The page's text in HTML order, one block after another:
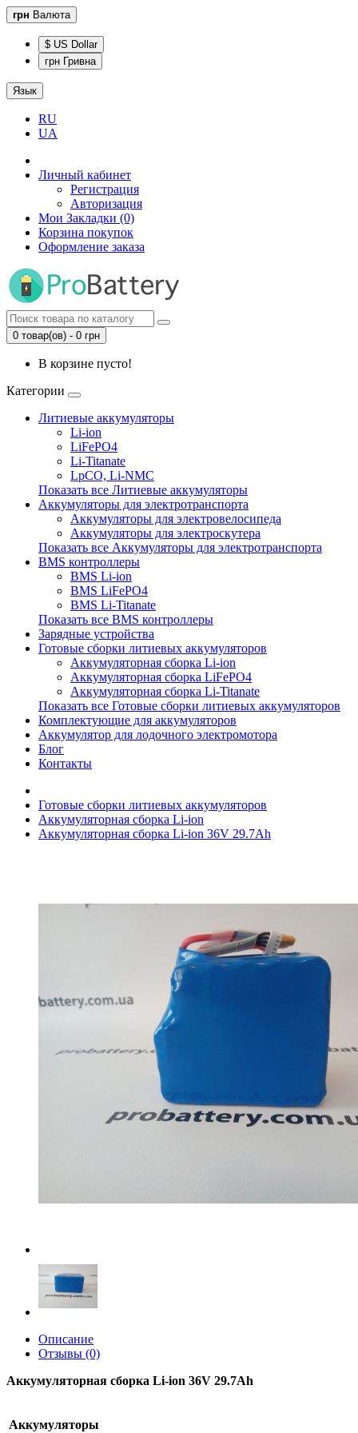
грн Валюта
$ US Dollar
грн Гривна
Язык
RU
UA
Личный кабинет
Регистрация
Авторизация
Мои Закладки (0)
Корзина покупок
Оформление заказа
0 товар(ов) - 0 грн
В корзине пусто!
Категории
Литиевые аккумуляторы
Li-ion
LiFePO4
Li-Titanate
LpCO, Li-NMC
Показать все Литиевые аккумуляторы
Аккумуляторы для электротранспорта
Аккумуляторы для электровелосипеда
Аккумуляторы для электроскутера
Показать все Аккумуляторы для электротранспорта
BMS контроллеры
BMS Li-ion
BMS LiFePO4
BMS Li-Titanate
Показать все BMS контроллеры
Зарядные устройства
Готовые сборки литиевых аккумуляторов
Аккумуляторная сборка Li-ion
Аккумуляторная сборка LiFePO4
Аккумуляторная сборка Li-Titanate
Показать все Готовые сборки литиевых аккумуляторов
Комплектующие для аккумуляторов
Аккумулятор для лодочного электромотора
Блог
Контакты
Готовые сборки литиевых аккумуляторов
Аккумуляторная сборка Li-ion
Аккумуляторная сборка Li-ion 36V 29.7Ah
Описание
Отзывы (0)
Аккумуляторная сборка Li-ion 36V 29.7Ah
Аккумуляторы